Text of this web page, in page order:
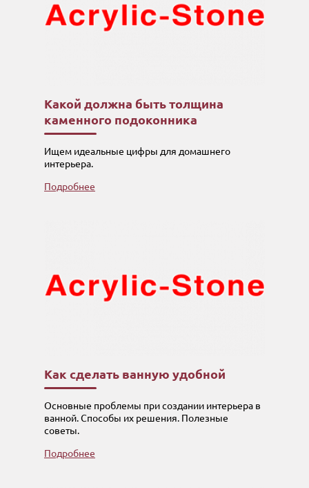
Какой должна быть толщина
каменного подоконника
Ищем идеальные цифры для домашнего
интерьера.
Подробнее
Как сделать ванную удобной
Основные проблемы при создании интерьера в
ванной. Способы их решения. Полезные
советы.
Подробнее